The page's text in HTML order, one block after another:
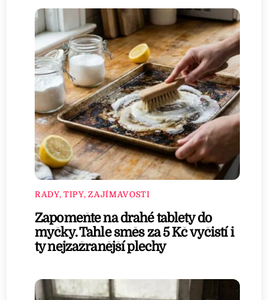
RADY, TIPY, ZAJÍMAVOSTI
Zapomeňte na drahé tablety do
myčky. Tahle směs za 5 Kč vyčistí i
ty nejzažranější plechy